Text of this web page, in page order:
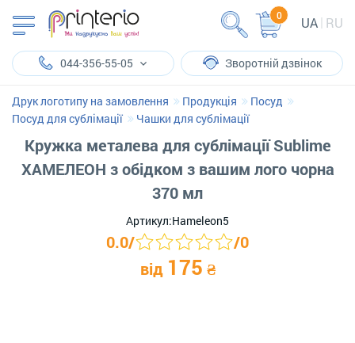
UA RU
0
044-356-55-05 Зворотній дзвінок
Друк логотипу на замовлення Продукція
Посуд
Посуд для сублімації
Чашки для сублімації
Кружка металева для сублімації Sublime
ХАМЕЛЕОН з обідком з вашим лого чорна
370 мл
Артикул:Hameleon5
0.0/ /0
від 175 ₴